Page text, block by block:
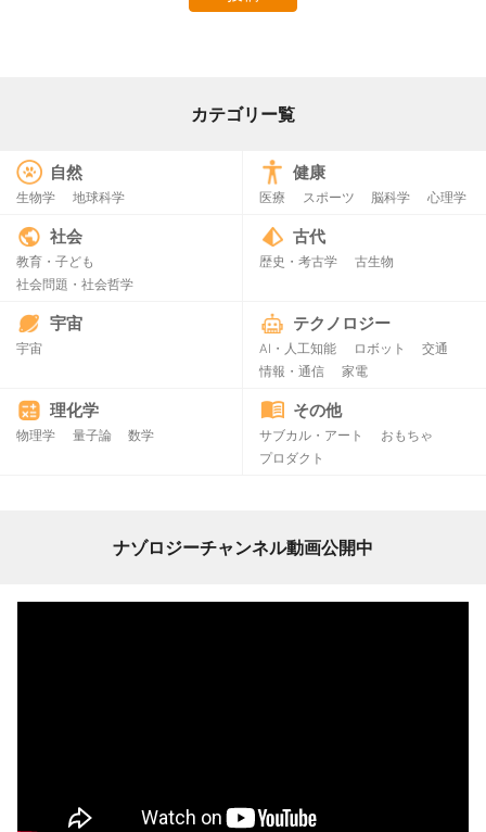
カテゴリー覧
自然
生物学 地球科学
健康
医療 スポーツ 脳科学 心理学
社会
教育・子ども
社会問題・社会哲学
古代
歴史・考古学 古生物
宇宙
宇宙
テクノロジー
AI・人工知能 ロボット
交通
情報・通信
家電
理化学
物理学 量子論 数学
その他
サブカル・アート
おもちゃ
プロダクト
ナゾロジーチャンネル動画公開中